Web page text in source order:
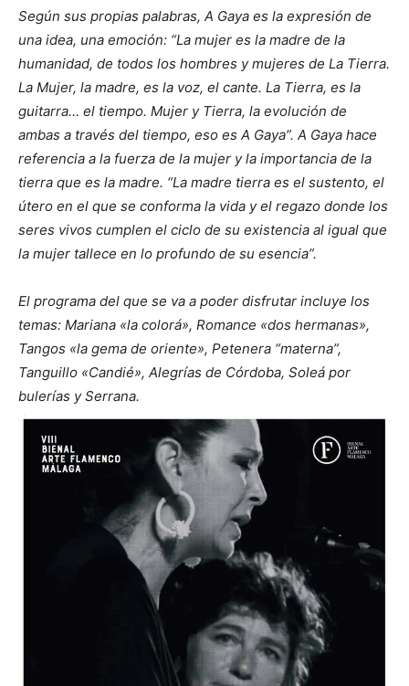
Según sus propias palabras, A Gaya es la expresión de
una idea, una emoción: “La mujer es la madre de la
humanidad, de todos los hombres y mujeres de La Tierra.
La Mujer, la madre, es la voz, el cante. La Tierra, es la
guitarra… el tiempo. Mujer y Tierra, la evolución de
ambas a través del tiempo, eso es A Gaya”. A Gaya hace
referencia a la fuerza de la mujer y la importancia de la
tierra que es la madre. “La madre tierra es el sustento, el
útero en el que se conforma la vida y el regazo donde los
seres vivos cumplen el ciclo de su existencia al igual que
la mujer tallece en lo profundo de su esencia”.
El programa del que se va a poder disfrutar incluye los
temas: Mariana «la colorá», Romance «dos hermanas»,
Tangos «la gema de oriente», Petenera “materna”,
Tanguillo «Candié», Alegrías de Córdoba, Soleá por
bulerías y Serrana.